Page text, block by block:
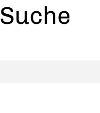
Suche